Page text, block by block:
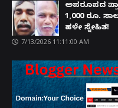
ಅಪರೂಪದ
1,000 ರೂ.
ಹಳೇ ಸ್ನೇಹಿತ!
7/13/2026 11:11:00 AM